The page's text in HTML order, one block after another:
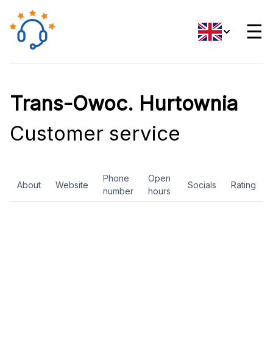
☰
Trans-Owoc. Hurtownia
Customer service
About Website
Phone
number
Open
hours
Socials Rating